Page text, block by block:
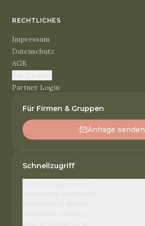
RECHTLICHES
Impressum
Datenschutz
AGB
Partner Login
Für Firmen & Gruppen
Anfrage senden
Schnellzugriff